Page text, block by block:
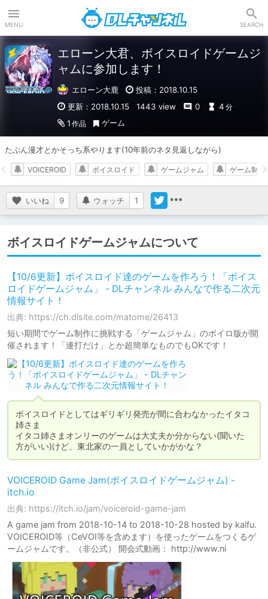
MENU SEARCH
エローン大君、ボイスロイドゲームジ
ャムに参加します！
エローン大鹿
投稿：2018.10.15
更新：2018.10.15
1443 view 0 4 分
1 作品 ゲーム
たぶん漫才とかそっち系やります(10年前のネタ見返しながら)
いいね 9 ウォッチ 1
VOICEROID ボイスロイド ゲームジャム ゲーム制作
ボイスロイドゲームジャムについて
【10/6更新】ボイスロイド達のゲームを作ろう！「ボイス
ロイドゲームジャム」 - DLチャンネル みんなで作る二次元
情報サイト！
出典: https://ch.dlsite.com/matome/26413
短い期間でゲーム制作に挑戦する「ゲームジャム」のボイロ版が開
催されます！「連打だけ」とか超簡単なものでもOKです！
ボイスロイドとしてはギリギリ発売が間に合わなかったイタコ
姉さま
イタコ姉さまオンリーのゲームは大丈夫か分からない(聞いた
方がいい)けど、東北家の一員としていかがかな？
VOICEROID Game Jam(ボイスロイドゲームジャム) -
itch.io
出典: https://itch.io/jam/voiceroid-game-jam
A game jam from 2018-10-14 to 2018-10-28 hosted by kaifu.
VOICEROID等（CeVOI等を含めます）を使ったゲームをつくるゲ
ームジャムです。（非公式） 開会式動画： http://www.ni